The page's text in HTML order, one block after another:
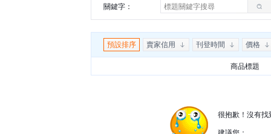
關鍵字：
預設排序 賣家信用 刊登時間 價格
商品標題
很抱歉！沒有